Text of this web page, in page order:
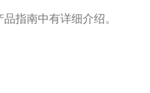
指南中有详细介绍。